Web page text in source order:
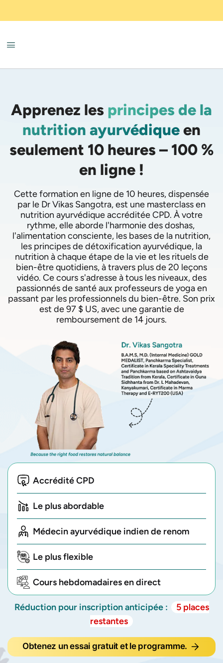
Apprenez les principes de la
nutrition ayurvédiqueen
seulement 10 heures – 100 %
en ligne !
Cette formation en ligne de 10 heures, dispensée
par le Dr Vikas Sangotra, est une masterclass en
nutrition ayurvédique accréditée CPD. À votre
rythme, elle aborde l'harmonie des doshas, ​​
l'alimentation consciente, les bases de la nutrition,
les principes de détoxification ayurvédique, la
nutrition à chaque étape de la vie et les rituels de
bien-être quotidiens, à travers plus de 20 leçons
vidéo. Ce cours s'adresse à tous les niveaux, des
passionnés de santé aux professeurs de yoga en
passant par les professionnels du bien-être. Son prix
est de 97 $ US, avec une garantie de
remboursement de 14 jours.
Accrédité CPD
Le plus abordable
Médecin ayurvédique indien de renom
Le plus flexible
Cours hebdomadaires en direct
Réduction pour inscription anticipée :
5 places
restantes
Obtenez un essai gratuit et le programme.